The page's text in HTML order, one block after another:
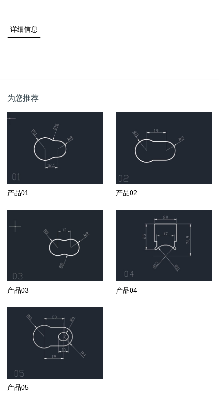
详细信息
为您推荐
产品01 产品02
产品03 产品04
产品05